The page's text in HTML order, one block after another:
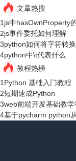
文章热搜
1js中hasOwnProperty
2js事件委托如何理解
3python如何将字符转
4python中\t代表什么
教程热榜
1Python 基础入门教程
2短期速成Python
3web前端开发基础教学
4基于pycharm python